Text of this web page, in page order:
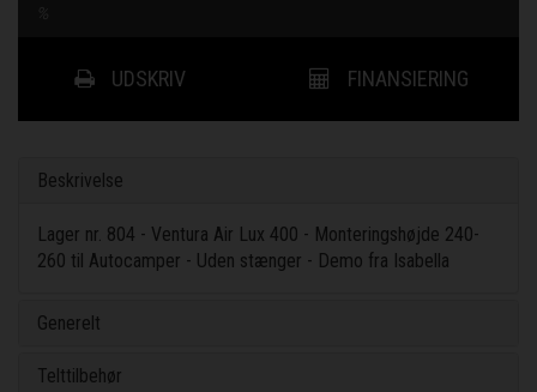
UDSKRIV FINANSIERING
Beskrivelse
Lager nr. 804 - Ventura Air Lux 400 - Monteringshøjde 240-
260 til Autocamper - Uden stænger - Demo fra Isabella
Generelt
Telttilbehør